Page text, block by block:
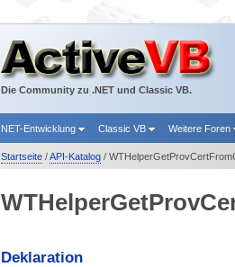
Die Community zu .NET und Classic VB.
.NET-Entwicklung Classic VB Weitere Foren
Startseite/API-Katalog/
Deklaration